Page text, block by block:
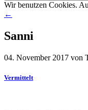
Wir benutzen Cookies.
←
Sanni
04. November 2017 von
Vermittelt